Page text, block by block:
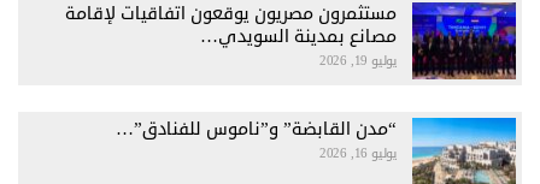
مستثمرون مصريون يوقعون اتفاقيات لإقامة
مصانع بمدينة السويدي…
يوليو 19, 2026
“مدن القابضة” و”ناموس للفنادق”…
يوليو 16, 2026